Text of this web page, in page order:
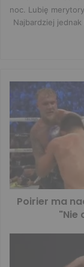
noc. Lubię
Najbardziej
Poirier ma
"Nie